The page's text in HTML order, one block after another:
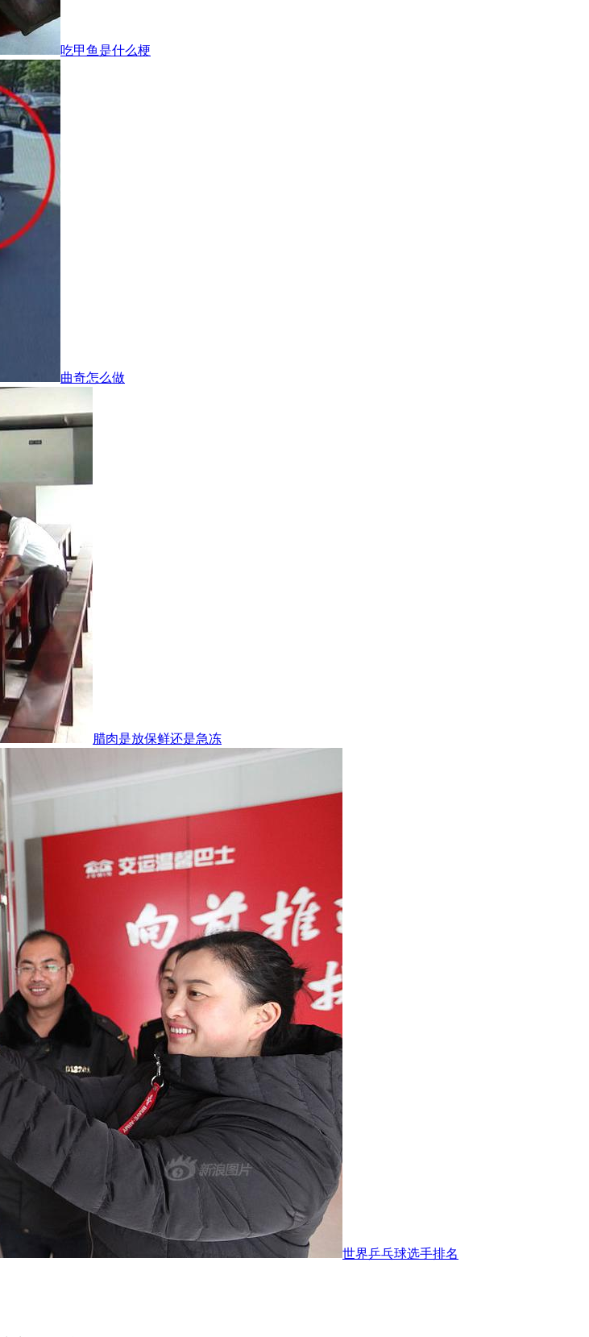
吃甲鱼是什么梗
曲奇怎么做
腊肉是放保鲜还是急冻
世界乒乓球选手排名